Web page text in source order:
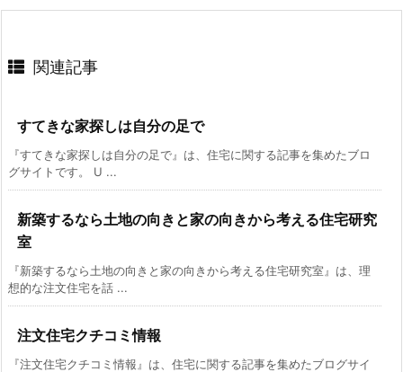
関連記事
すてきな家探しは自分の足で
『すてきな家探しは自分の足で』は、住宅に関する記事を集めたブロ
グサイトです。 U ...
新築するなら土地の向きと家の向きから考える住宅研究
室
『新築するなら土地の向きと家の向きから考える住宅研究室』は、理
想的な注文住宅を話 ...
注文住宅クチコミ情報
『注文住宅クチコミ情報』は、住宅に関する記事を集めたブログサイ